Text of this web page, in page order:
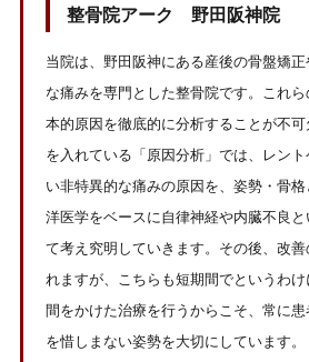
整骨院アーク 野田阪神院
当院は、野田阪神にある産後の骨盤矯
な痛みを専門とした整骨院です。これ
本的原因を徹底的に分析することが不
を入れている「原因分析」では、レン
い非特異的な痛みの原因を、姿勢・骨
洋医学をベースに自律神経や内臓不良
て考え究明していきます。その後、改
れますが、こちらも短期間でというわ
間をかけた治療を行うからこそ、常に
を惜しまない姿勢を大切にしています